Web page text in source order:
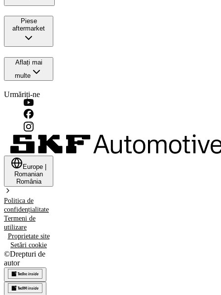
Piese
aftermarket
Aflați mai
multe
Urmăriți-ne
Europe
Romanian
România
Politica de
confidențialitate
Termeni de
utilizare
Proprietate site
Setări cookie
©Drepturi de
autor